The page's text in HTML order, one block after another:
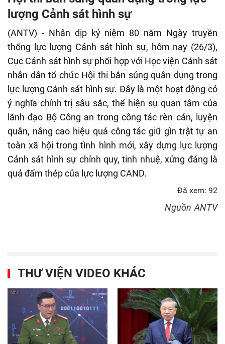
lượng Cảnh sát hình sự
(ANTV) - Nhân dịp kỷ niệm 80 năm Ngày truyền
thống lực lượng Cảnh sát hình sự, hôm nay (26/3),
Cục Cảnh sát hình sự phối hợp với Học viện Cảnh sát
nhân dân tổ chức Hội thi bắn súng quân dụng trong
lực lượng Cảnh sát hình sự. Đây là một hoạt động có
ý nghĩa chính trị sâu sắc, thể hiện sự quan tâm của
lãnh đạo Bộ Công an trong công tác rèn cán, luyện
quân, nâng cao hiệu quả công tác giữ gìn trật tự an
toàn xã hội trong tình hình mới, xây dựng lực lượng
Cảnh sát hình sự chính quy, tinh nhuệ, xứng đáng là
quả đấm thép của lực lượng CAND.
Đã xem: 92
Nguồn ANTV
THƯ VIỆN VIDEO KHÁC